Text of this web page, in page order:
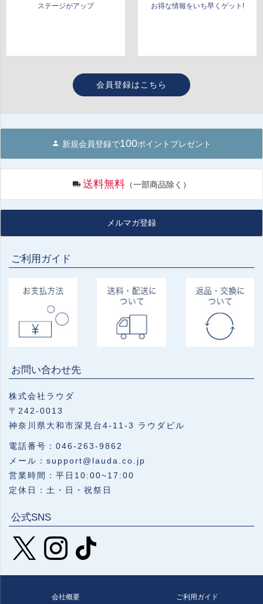
ステージがアップ
お得な情報をいち早くゲット!
会員登録はこちら
新規会員登録で100ポイントプレゼント
送料無料 （一部商品除く）
メルマガ登録
ご利用ガイド
お問い合わせ先
株式会社ラウダ
〒242-0013
神奈川県大和市深見台4-11-3 ラウダビル
電話番号：046-263-9862
メール：support@lauda.co.jp
営業時間：平日10:00~17:00
定休日：土・日・祝祭日
公式SNS
会社概要 ご利用ガイド